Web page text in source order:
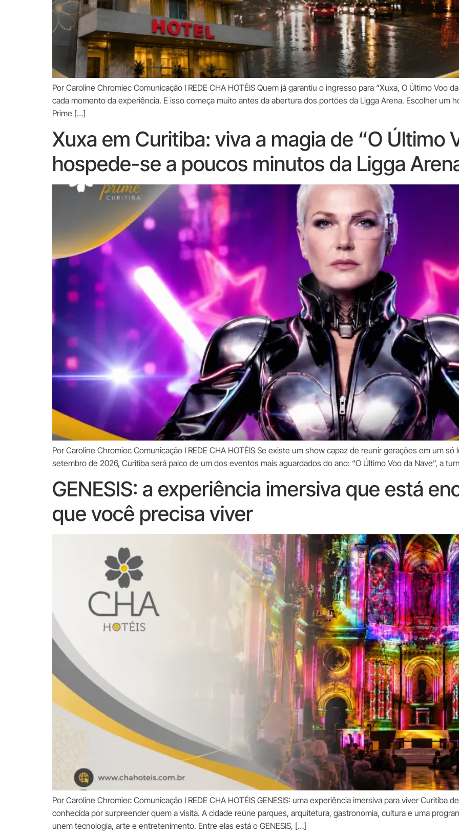
Por Caroline Chromiec Comunicação I REDE CHA HOTÉIS Quem já garantiu o ingresso para “Xuxa, O Último Voo
cada momento da experiência. E isso começa muito antes da abertura dos portões da Ligga Arena. Escolher um
Prime […]
Xuxa em Curitiba: viva a magia de “O Último
hospede-se a poucos minutos da Ligga
Por Caroline Chromiec Comunicação I REDE CHA HOTÉIS Se existe um show capaz de reunir gerações em um
setembro de 2026, Curitiba será palco de um dos eventos mais aguardados do ano: “O Último Voo da Nave”, a
GENESIS: a experiência imersiva que está
que você precisa viver
Por Caroline Chromiec Comunicação I REDE CHA HOTÉIS GENESIS: uma experiência imersiva para viver Curitiba
conhecida por surpreender quem a visita. A cidade reúne parques, arquitetura, gastronomia, cultura e uma
unem tecnologia, arte e entretenimento. Entre elas está o GENESIS, […]